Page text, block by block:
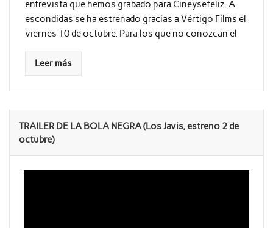
entrevista que hemos grabado para Cineysefeliz. A
escondidas se ha estrenado gracias a Vértigo Films el
viernes 10 de octubre. Para los que no conozcan el
Leer más
TRAILER DE LA BOLA NEGRA (Los Javis, estreno 2 de
octubre)
Reproductor